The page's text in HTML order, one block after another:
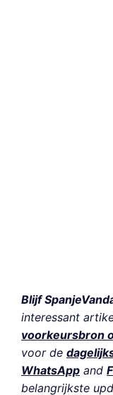
Blijf
interessant
voorkeursbron
voor de
WhatsApp and
belangrijkste